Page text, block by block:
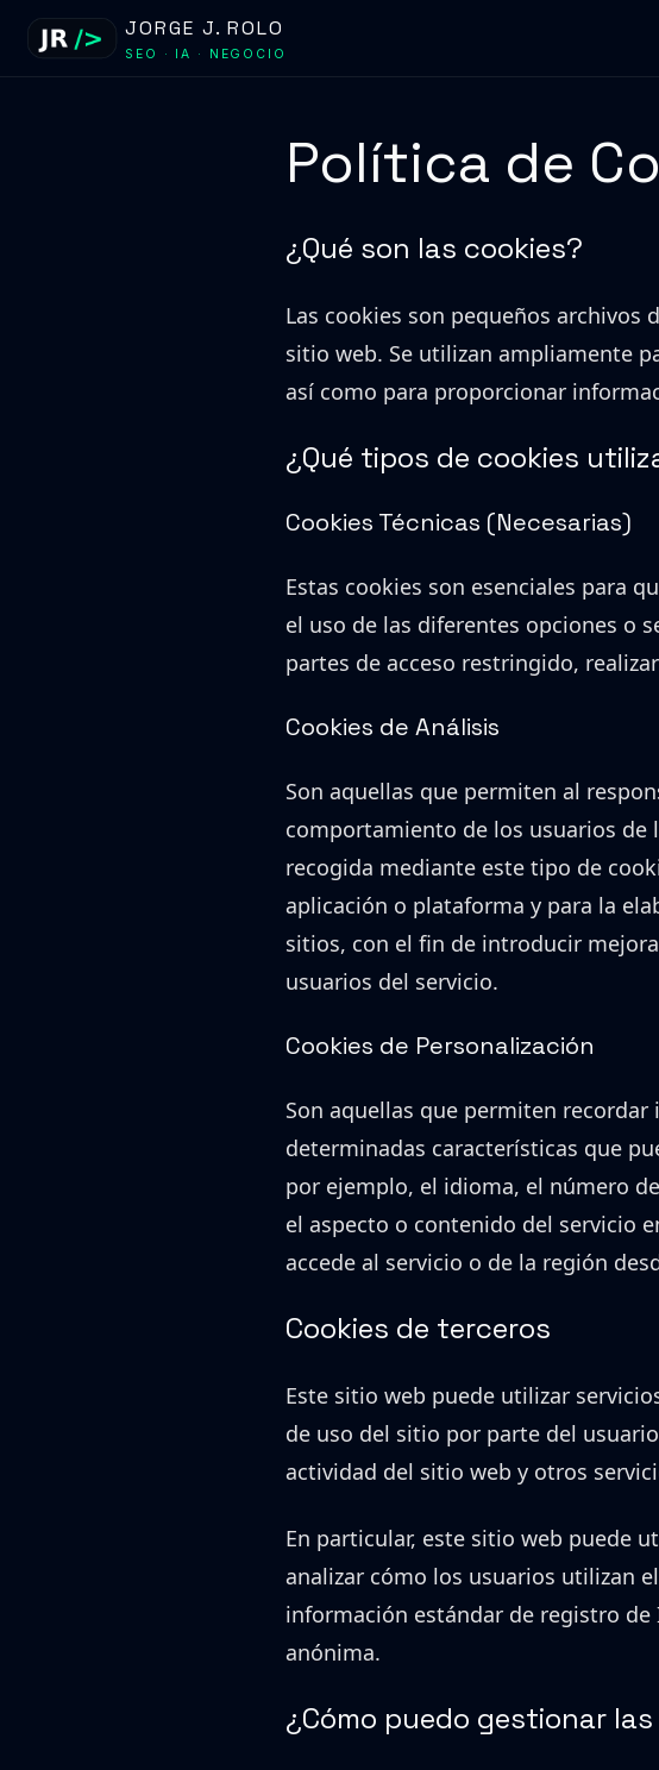
JORGE J. ROLO
SEO · IA · NEGOCIO
Política de
¿Qué son las cookies?
Las cookies son pequeños
sitio web. Se utilizan ampliamente
así como para proporcionar
¿Qué tipos de cookies
Cookies Técnicas (Necesarias)
Estas cookies son esenciales para
el uso de las diferentes opciones o
partes de acceso restringido,
Cookies de Análisis
Son aquellas que permiten al
comportamiento de los usuarios de
recogida mediante este tipo de
aplicación o plataforma y para la
sitios, con el fin de introducir
usuarios del servicio.
Cookies de Personalización
Son aquellas que permiten
determinadas características que
por ejemplo, el idioma, el número
el aspecto o contenido del servicio
accede al servicio o de la región
Cookies de terceros
Este sitio web puede utilizar
de uso del sitio por parte del
actividad del sitio web y otros
En particular, este sitio web puede
analizar cómo los usuarios utilizan
información estándar de registro
anónima.
¿Cómo puedo gestionar